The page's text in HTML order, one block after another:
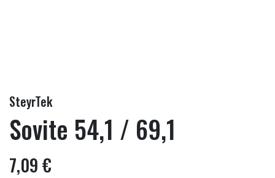
SteyrTek
Sovite 54,1 / 69,1
7,09 €